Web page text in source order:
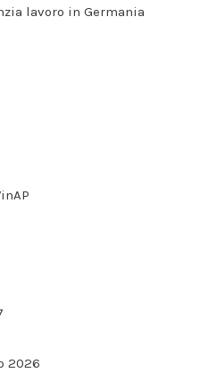
lavoro in Germania
2026